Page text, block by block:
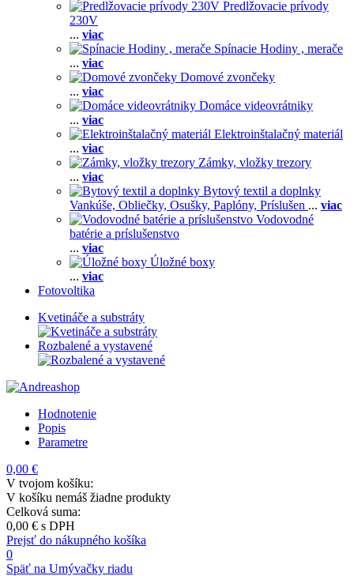
Predlžovacie prívody
230V
... viac
Spínacie Hodiny , merače
... viac
Domové zvončeky
... viac
Domáce videovrátniky
... viac
Elektroinštalačný materiál
... viac
Zámky, vložky trezory
... viac
Bytový textil a doplnky
Vankúše, Obliečky, Osušky, Paplóny, Príslušen ... viac
Vodovodné
batérie a príslušenstvo
... viac
Úložné boxy
... viac
Fotovoltika
Kvetináče a substráty
Rozbalené a vystavené
Hodnotenie
Popis
Parametre
0,00 €
V tvojom košíku:
V košíku nemáš žiadne produkty
Celková suma:
0,00 € s DPH
Prejsť do nákupného košíka
0
Späť na Umývačky riadu